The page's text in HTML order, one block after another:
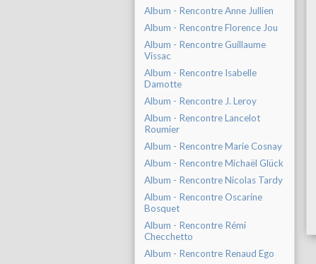
Album - Rencontre Anne Jullien
Album - Rencontre Florence Jou
Album - Rencontre Guillaume
Vissac
Album - Rencontre Isabelle
Damotte
Album - Rencontre J. Leroy
Album - Rencontre Lancelot
Roumier
Album - Rencontre Marie Cosnay
Album - Rencontre Michaël Glück
Album - Rencontre Nicolas Tardy
Album - Rencontre Oscarine
Bosquet
Album - Rencontre Rémi
Checchetto
Album - Rencontre Renaud Ego